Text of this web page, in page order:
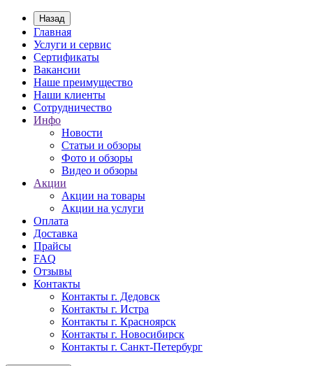
Назад
Главная
Услуги и сервис
Сертификаты
Вакансии
Наше преимущество
Наши клиенты
Сотрудничество
Инфо
Новости
Статьи и обзоры
Фото и обзоры
Видео и обзоры
Акции
Акции на товары
Акции на услуги
Оплата
Доставка
Прайсы
FAQ
Отзывы
Контакты
Контакты г. Дедовск
Контакты г. Истра
Контакты г. Красноярск
Контакты г. Новосибирск
Контакты г. Санкт-Петербург